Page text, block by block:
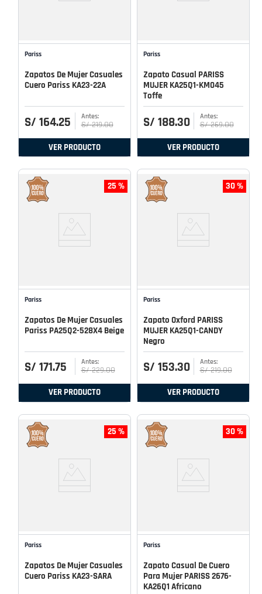
Pariss
Zapatos De Mujer Casuales
Cuero Pariss KA23-22A
S/ 164.25 S/ 219.00
VER PRODUCTO
Pariss
Zapato Casual PARISS
MUJER KA25Q1-KM045
Toffe
S/ 188.30 S/ 269.00
VER PRODUCTO
25 %
Pariss
Zapatos De Mujer Casuales
Pariss PA25Q2-528X4 Beige
S/ 171.75 S/ 229.00
VER PRODUCTO
30 %
Pariss
Zapato Oxford PARISS
MUJER KA25Q1-CANDY
Negro
S/ 153.30 S/ 219.00
VER PRODUCTO
25 %
Pariss
Zapatos De Mujer Casuales
Cuero Pariss KA23-SARA
30 %
Pariss
Zapato Casual De Cuero
Para Mujer PARISS 2676-
KA26Q1 Africano